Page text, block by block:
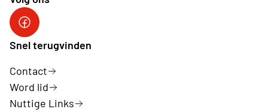
Facebook
Snel terugvinden
Contact
Word lid
Nuttige Links